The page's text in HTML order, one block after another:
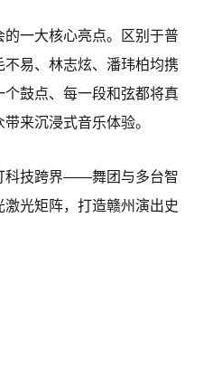
一大核心亮点。区别于普
易、林志炫、潘玮柏均携
鼓点、每一段和弦都将真
来沉浸式音乐体验。
科技跨界——舞团与多台智
光矩阵，打造赣州演出史